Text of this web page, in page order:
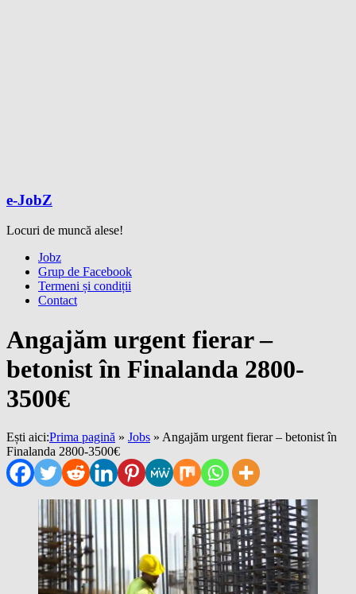
e-JobZ
Locuri de muncă alese!
Meniu Jobz
Grup de Facebook
Termeni și condiții
Contact
Angajăm urgent fierar –
betonist în Finalanda 2800-
3500€
Ești aici:Prima pagină » Jobs » Angajăm urgent fierar – betonist în
Finalanda 2800-3500€